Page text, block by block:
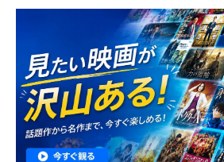
宇宙人は存在する? 天
者としての視点で解説
7
おもしろすぎて眠れな
物学者/長沼毅
8
【イエス・キリストの
正体とは？